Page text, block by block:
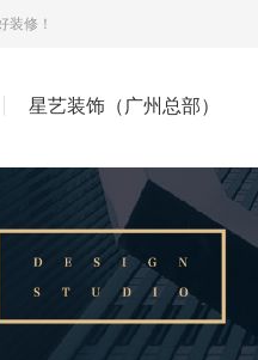
装修！
星艺装饰（广州总部）